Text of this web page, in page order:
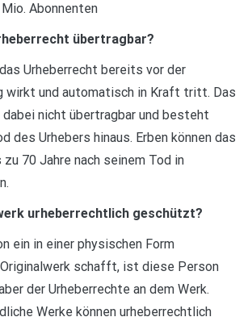
Abonnenten
übertragbar?
Urheberrecht bereits vor der
wirkt und automatisch in Kraft tritt. Das
nicht übertragbar und besteht
des Urhebers hinaus. Erben können das
70 Jahre nach seinem Tod in
urheberrechtlich geschützt?
ein in einer physischen Form
schafft, ist diese Person
der Urheberrechte an dem Werk.
Werke können urheberrechtlich